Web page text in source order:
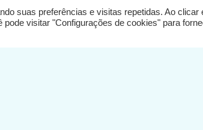
suas preferências e visitas repetidas. Ao clicar
visitar "Configurações de cookies" para